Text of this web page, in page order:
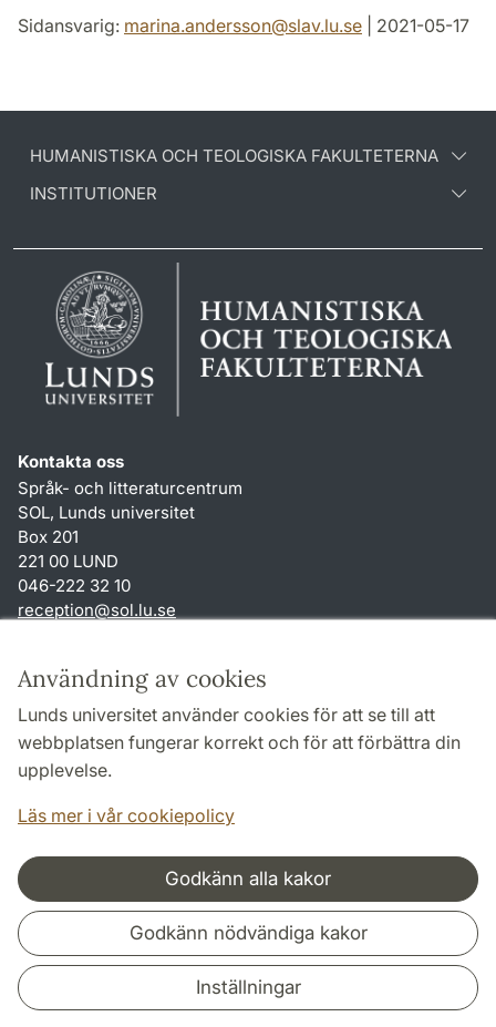
Användning av cookies
Lunds universitet använder cookies för att se till att
webbplatsen fungerar korrekt och för att förbättra din
upplevelse.
Läs mer i vår cookiepolicy
Godkänn alla kakor
Godkänn nödvändiga kakor
Inställningar
Sidansvarig: marina.andersson@slav.lu.se | 2021-05-17
HUMANISTISKA OCH TEOLOGISKA FAKULTETERNA
INSTITUTIONER
Kontakta oss
Språk- och litteraturcentrum
SOL, Lunds universitet
Box 201
221 00 LUND
046-222 32 10
reception@sol.lu.se
Genvägar
Om webbplatsen och cookies
Behandling av personuppgifter
Tillgänglighetsredogörelse
Samarbeten och nätverk